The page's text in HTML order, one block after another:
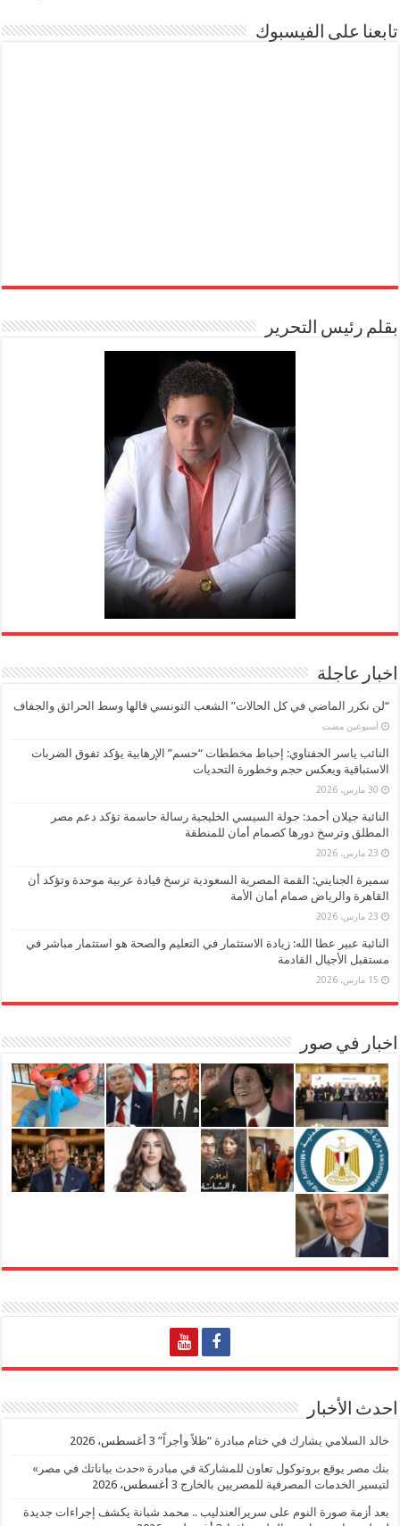
تابعنا على الفيسبوك
بقلم رئيس التحرير
اخبار عاجلة
“لن نكرر الماضي في كل الحالات” الشعب التونسي قالها وسط الحرائق والجفاف
‏أسبوعين مضت
النائب ياسر الحفناوي: إحباط مخططات “حسم” الإرهابية يؤكد تفوق الضربات
الاستباقية ويعكس حجم وخطورة التحديات
30 مارس، 2026
النائبة جيلان أحمد: جولة السيسي الخليجية رسالة حاسمة تؤكد دعم مصر
المطلق وترسخ دورها كصمام أمان للمنطقة
23 مارس، 2026
سميرة الجنايني: القمة المصرية السعودية ترسخ قيادة عربية موحدة وتؤكد أن
القاهرة والرياض صمام أمان الأمة
23 مارس، 2026
النائبة عبير عطا الله: زيادة الاستثمار في التعليم والصحة هو استثمار مباشر في
مستقبل الأجيال القادمة
15 مارس، 2026
اخبار في صور
احدث الأخبار
خالد السلامي يشارك في ختام مبادرة “ظلاً وأجراً” 3 أغسطس، 2026
بنك مصر يوقع بروتوكول تعاون للمشاركة في مبادرة «حدث بياناتك في مصر»
لتيسير الخدمات المصرفية للمصريين بالخارج 3 أغسطس، 2026
بعد أزمة صورة النوم على سريرالعندليب .. محمد شبانة يكشف إجراءات جديدة